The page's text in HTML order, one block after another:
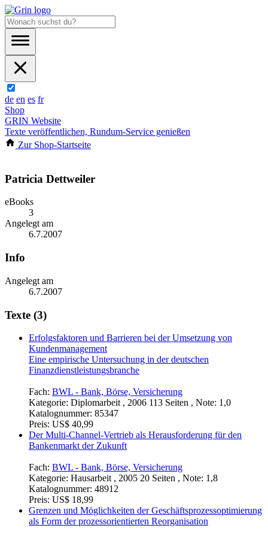
de en es fr
Shop
GRIN Website
Texte veröffentlichen, Rundum-Service genießen
Zur Shop-Startseite
Patricia Dettweiler
eBooks
3
Angelegt am
6.7.2007
Info
Angelegt am
6.7.2007
Texte (3)
Erfolgsfaktoren und Barrieren bei der Umsetzung von
Kundenmanagement
Eine empirische Untersuchung in der deutschen
Finanzdienstleistungsbranche
Fach:BWL - Bank, Börse, Versicherung
Kategorie:Diplomarbeit , 2006 113 Seiten , Note: 1,0
Katalognummer:
Preis:US$ 40,99
Der Multi-Channel-Vertrieb als Herausforderung für den
Fach:BWL - Bank, Börse, Versicherung
Kategorie: Hausarbeit , 2005 20 Seiten , Note: 1,8
Katalognummer:48912
Preis:US$ 18,99